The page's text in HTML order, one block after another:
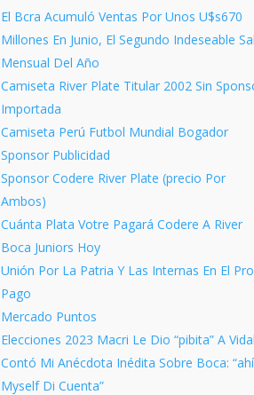
El Bcra Acumuló Ventas Por Unos U$s670
Millones En Junio, El Segundo Indeseable
Mensual Del Año
Camiseta River Plate Titular 2002 Sin
Importada
Camiseta Perú Futbol Mundial Bogador
Sponsor Publicidad
Sponsor Codere River Plate (precio Por
Ambos)
Cuánta Plata Votre Pagará Codere A River
Boca Juniors Hoy
Unión Por La Patria Y Las Internas En El
Pago
Mercado Puntos
Elecciones 2023 Macri Le Dio “pibita” A
Contó Mi Anécdota Inédita Sobre Boca: “ahí
Myself Di Cuenta”